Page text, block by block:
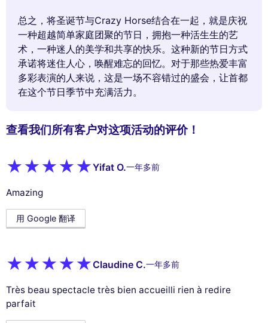
查看我们所有客户对这项活动的评价！
Yifat O.一年多前
Amazing
用 Google 翻译
Claudine C.一年多前
Très beau spectacle très bien accueilli rien à redire
parfait
总之，将圣诞节与Crazy Horse结合在一起，就是庆祝
一种超越简单家庭团聚的节日，拥抱一种活生生的艺
术，一种迷人的美学和共享的快乐。这种新的节日方式
承诺将迷住人心，唤醒难忘的回忆。对于那些热爱丰富
多彩表演的人来说，这是一场不容错过的盛会，让首都
在这个节日季节中充满活力。